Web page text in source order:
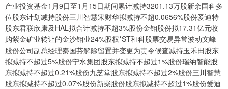
产业投资基金1月9日至1月15日期间累计减持3201.13万股新余国科多
位股东计划减持股份三川智慧宋财华拟减持不超0.0656%股份爱迪特
股东君联欣康及HAL拟合计减持不超3%股份金钼股份拟17.31亿元收
购紫金矿业转让的金沙钼业24%股权*ST和科股票交易异常波动文峰
股份公司副总经理秦国芬解除留置并变更为责令候查减持玉禾田股东
拟减持不超过5%股份宁水集团股东拟减持不超过1%股份瑞纳智能股
东拟减持不超过0.21%股份九芝堂股东拟减持不超过2%股份三川智慧
股东拟减持不超过0.07%股份新柴股份股东拟减持不超过1%股份爱迪